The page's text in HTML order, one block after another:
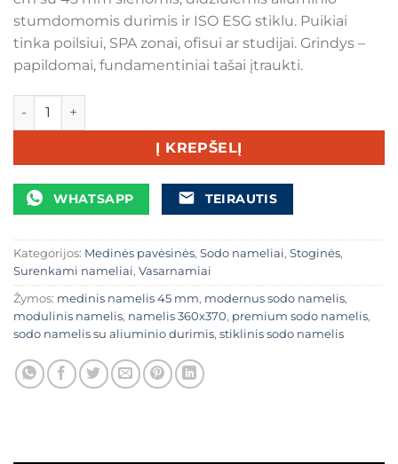
€6.990,00.€5.990,00.
stumdomomis durimis ir ISO ESG stiklu. Puikiai
tinka poilsiui, SPA zonai, ofisui ar studijai. Grindys –
papildomai, fundamentiniai tašai įtraukti.
produkto kiekis: Premium medinis sodo namelis 360×370
Į KREPŠELĮ
WHATSAPP TEIRAUTIS
Kategorijos: Medinės pavėsinės, Sodo nameliai, Stoginės,
Surenkami nameliai, Vasarnamiai
Žymos: medinis namelis 45 mm, modernus sodo namelis,
modulinis namelis, namelis 360x370, premium sodo namelis,
sodo namelis su aliuminio durimis, stiklinis sodo namelis